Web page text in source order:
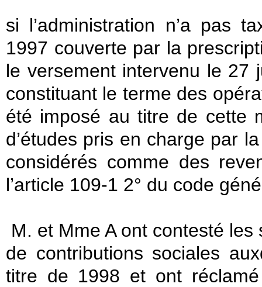
si l’administration n’a pas
1997 couverte par la
le versement intervenu le 27
constituant le terme des
été imposé au titre de cette
d’études pris en charge par
considérés comme des
l’article 109-1 2° du code
M. et Mme A ont contesté
de contributions sociales
titre de 1998 et ont